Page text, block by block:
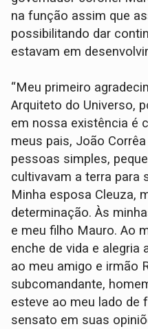
na função assim que
possibilitando dar
estavam em
“Meu primeiro
Arquiteto do Universo,
em nossa existência é
meus pais, João
pessoas simples,
cultivavam a terra para
Minha esposa Cleuza,
determinação. Às
e meu filho Mauro. Ao
enche de vida e alegria
ao meu amigo e irmão
subcomandante,
esteve ao meu lado de
sensato em suas